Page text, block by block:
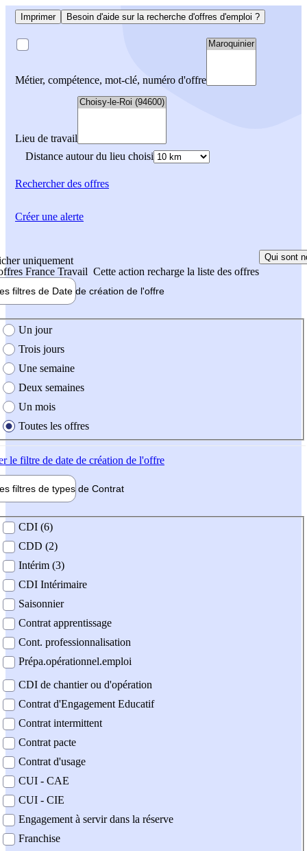
Imprimer Besoin d'aide sur la recherche d'offres d'emploi ?
Métier, compétence, mot-clé, numéro d'offre
Lieu de travail
Distance autour du lieu choisi
Rechercherdes offres
uniquement
France Travail Cette action recharge la liste des offres
Qui sont
filtres de Date de création de l'offre
création de l'offre
Un jour
Trois jours
Une semaine
Deux semaines
Un mois
Toutes les offres
le filtre de date de création de l'offre
filtres de types de Contrat
contrat
CDI (6)
CDD (2)
Intérim (3)
CDI Intérimaire
Saisonnier
Contrat apprentissage
Cont. professionnalisation
Prépa.opérationnel.emploi
CDI de chantier ou d'opération
Contrat d'Engagement Educatif
Contrat intermittent
Contrat pacte
Contrat d'usage
CUI - CAE
CUI - CIE
Engagement à servir dans la réserve
Franchise
Créer une alerte